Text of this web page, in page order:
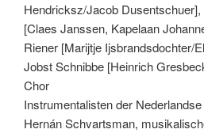
Hendricksz/Jacob
[Claes Janssen, Kapelaan
Riener [Marijtje Ijsbrandsdochter/
Jobst Schnibbe [Heinrich
Chor
Instrumentalisten der
Hernán Schvartsman,